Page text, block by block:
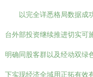
以完全详悉格局数据成
台外部投资继续推进切实可
明确同股客群以及经动双绿
下实现经济全域用正拓有效